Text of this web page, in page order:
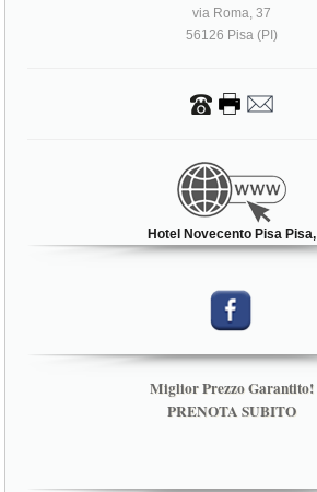
via Roma, 37
56126 Pisa (PI)
Hotel Novecento Pisa Pisa,
Miglior Prezzo Garantito!
PRENOTA SUBITO